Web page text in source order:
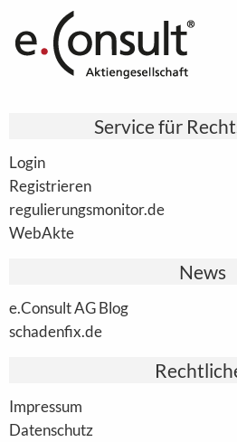
Service für
Login
Registrieren
regulierungsmonitor.de
WebAkte
News
e.Consult AG Blog
schadenfix.de
Impressum
Datenschutz